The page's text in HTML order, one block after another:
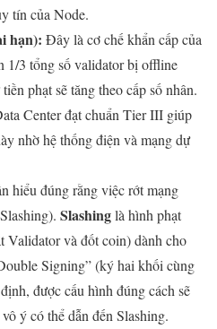
tín của Node.
hạn): Đây là cơ chế khẩn cấp của
1/3 tổng số validator bị offline
phạt sẽ tăng theo cấp số nhân.
Center đạt chuẩn Tier III giúp
nhờ hệ thống điện và mạng dự
hiểu đúng rằng việc rớt mạng
Slashinglà hình phạt
Validator và đốt coin) dành cho
Signing” (ký hai khối cùng
được cấu hình đúng cách sẽ
ý có thể dẫn đến Slashing.